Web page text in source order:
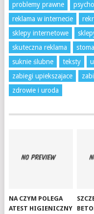
problemy prawne
reklama w internecie
sklepy internetowe
skuteczna reklama
suknie ślubne
teksty
zabiegi upiekszajace
zdrowie i uroda
NA CZYM POLEGA
ATEST HIGIENICZNY